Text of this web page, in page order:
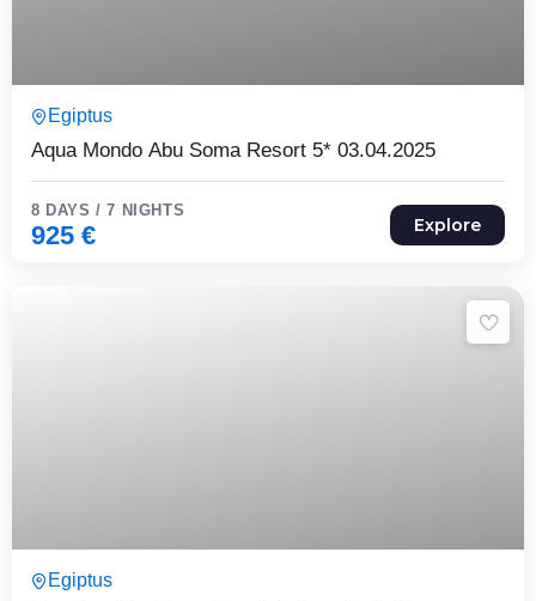
Egiptus
Aqua Mondo Abu Soma Resort 5* 03.04.2025
8 DAYS / 7 NIGHTS
925 € Explore
Egiptus